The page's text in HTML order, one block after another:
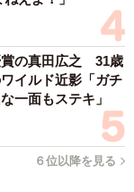
い状況です。た
距離課税を導入
かります。
平
賞の真田広之 31歳
イルド近影「ガチ
一面もステキ」
６位以降を見る